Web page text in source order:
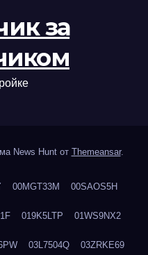
за
News Hunt от Themeansar.
00MGT33M 00SAOS5H
019K5LTP 01WS9NX2
03L7504Q 03ZRKE69